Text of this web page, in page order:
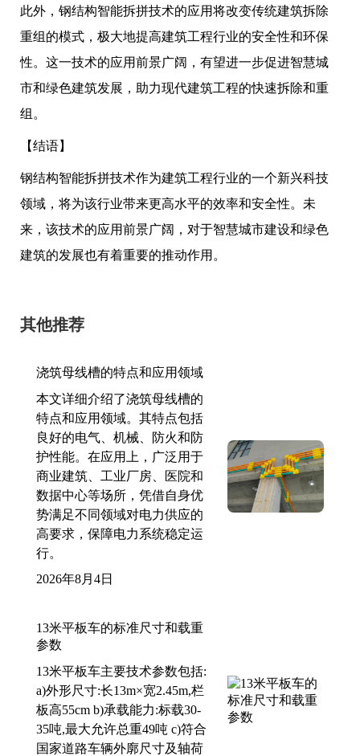
此外，钢结构智能拆拼技术的应用将改变传统建筑拆除
重组的模式，极大地提高建筑工程行业的安全性和环保
性。这一技术的应用前景广阔，有望进一步促进智慧城
市和绿色建筑发展，助力现代建筑工程的快速拆除和重
组。
【结语】
钢结构智能拆拼技术作为建筑工程行业的一个新兴科技
领域，将为该行业带来更高水平的效率和安全性。未
来，该技术的应用前景广阔，对于智慧城市建设和绿色
建筑的发展也有着重要的推动作用。
其他推荐
浇筑母线槽的特点和应用领域
本文详细介绍了浇筑母线槽的
特点和应用领域。其特点包括
良好的电气、机械、防火和防
护性能。在应用上，广泛用于
商业建筑、工业厂房、医院和
数据中心等场所，凭借自身优
势满足不同领域对电力供应的
高要求，保障电力系统稳定运
行。
2026年8月4日
13米平板车的标准尺寸和载重
参数
13米平板车主要技术参数包括:
a)外形尺寸:长13m×宽2.45m,栏
板高55cm b)承载能力:标载30-
35吨,最大允许总重49吨 c)符合
国家道路车辆外廓尺寸及轴荷